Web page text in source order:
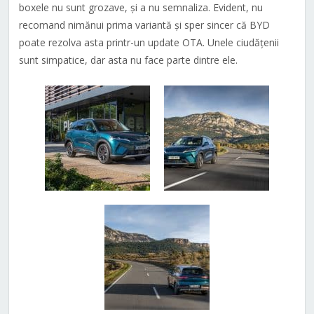
boxele nu sunt grozave, și a nu semnaliza. Evident, nu
recomand nimănui prima variantă și sper sincer că BYD
poate rezolva asta printr-un update OTA. Unele ciudățenii
sunt simpatice, dar asta nu face parte dintre ele.